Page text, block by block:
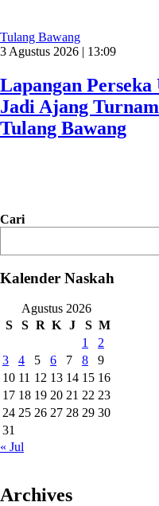
Tulang Bawang
3 Agustus 2026 | 13:09
Lapangan
Jadi Ajang
Tulang Bawang
Cari
Kalender Naskah
Agustus 2026
S
S R K J S M
1
2
3
4 5 6 7 8
9
10 11 12 13 14 15 16
17 18 19 20 21 22 23
24 25 26 27 28 29 30
31
« Jul
Archives